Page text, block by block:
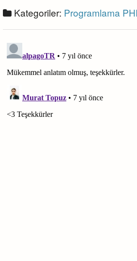
Kategoriler: Programlama